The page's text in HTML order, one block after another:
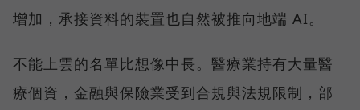
增加，承接資料的裝置也自然被推向地端 AI。
不能上雲的名單比想像中長。醫療業持有大量醫
療個資，金融與保險業受到合規與法規限制，部